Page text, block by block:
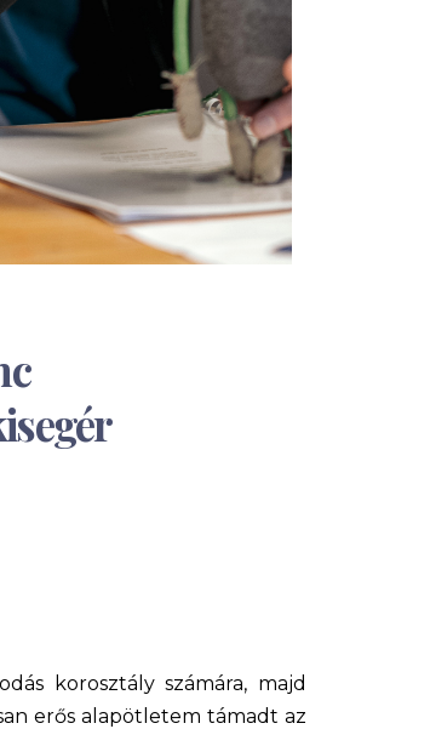
korosztály számára, majd
erős alapötletem támadt az